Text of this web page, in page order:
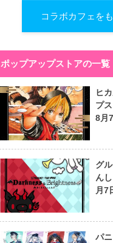
コラボカフェを
ポップアップストアの一覧
ヒ
プ
8月
グ
ん
月7
パ